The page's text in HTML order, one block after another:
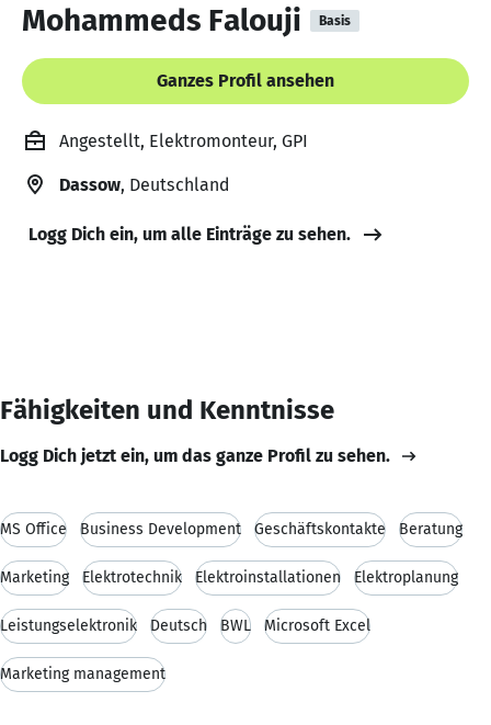
Mohammeds Falouji Basis
Ganzes Profil ansehen
Angestellt, Elektromonteur, GPI
Dassow, Deutschland
Logg Dich ein, um alle Einträge zu sehen.
Fähigkeiten und Kenntnisse
Logg Dich jetzt ein, um das ganze Profil zu sehen.
MS Office Business Development Geschäftskontakte Beratung
Marketing Elektrotechnik Elektroinstallationen Elektroplanung
Leistungselektronik Deutsch BWL Microsoft Excel
Marketing management